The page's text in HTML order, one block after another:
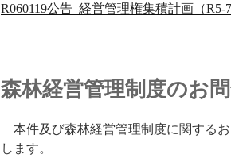
R060119公告_経営管理権集積計画（R5-
森林経営管理制度のお
本件及び森林経営管理制度に関する
します。